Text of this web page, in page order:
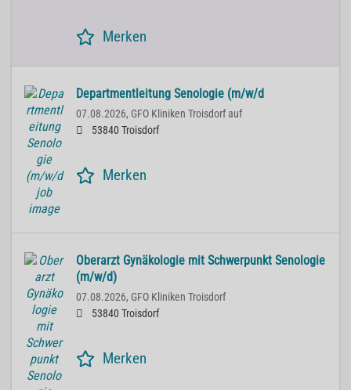
Merken
Departmentleitung Senologie (m/w/d
07.08.2026, GFO Kliniken Troisdorf auf
53840 Troisdorf
Merken
Oberarzt Gynäkologie mit Schwerpunkt Senologie
(m/w/d)
07.08.2026, GFO Kliniken Troisdorf
53840 Troisdorf
Merken